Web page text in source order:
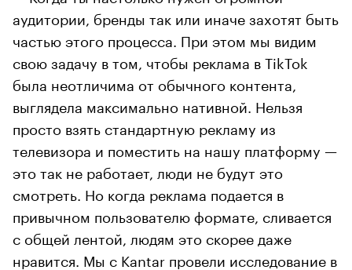
аудитории, бренды так или иначе захотят быть
частью этого процесса. При этом мы видим
свою задачу в том, чтобы реклама в TikTok
была неотличима от обычного контента,
выглядела максимально нативной. Нельзя
просто взять стандартную рекламу из
телевизора и поместить на нашу платформу —
это так не работает, люди не будут это
смотреть. Но когда реклама подается в
привычном пользователю формате, сливается
с общей лентой, людям это скорее даже
нравится. Мы c Kantar провели исследование в